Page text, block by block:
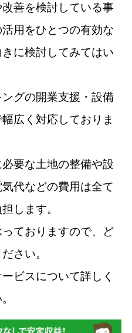
善を検討している事
用をひとつの有効な
に検討してみてはい
グの開業支援・設備
広く対応しておりま
要な土地の整備や設
代などの費用は全て
します。
ておりますので、ど
さい。
ビスについて詳しく